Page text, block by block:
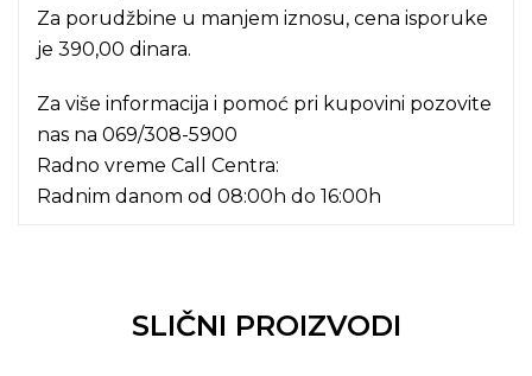
Za porudžbine u manjem iznosu, cena isporuke
je 390,00 dinara.
Za više informacija i pomoć pri kupovini pozovite
nas na 069/308-5900
Radno vreme Call Centra:
Radnim danom od 08:00h do 16:00h
SLIČNI PROIZVODI